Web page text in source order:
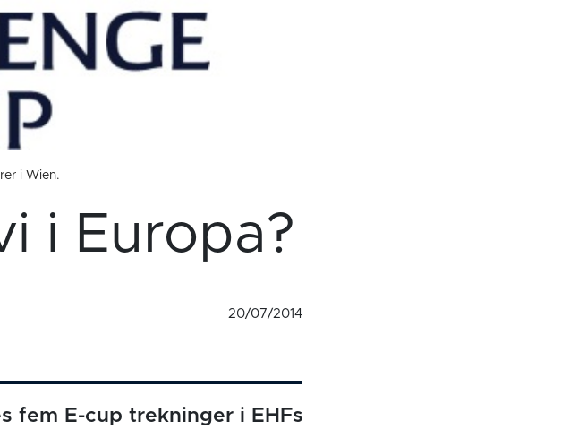
i Wien.
i Europa?
20/07/2014
fem E-cup trekninger i EHFs